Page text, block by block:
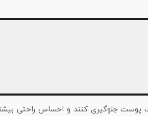
جلوگیری کنند و احساس راحتی